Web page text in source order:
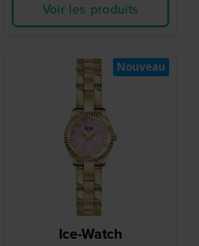
Voir les produits
Ice-Watch
Nouveau